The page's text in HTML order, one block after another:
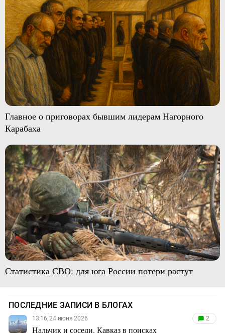
Главное о приговорах бывшим лидерам Нагорного
Карабаха
Статистика СВО: для юга России потери растут
ПОСЛЕДНИЕ ЗАПИСИ В БЛОГАХ
13:16, 24 июня 2026
Нальчик и соседи. Кавказ в поисках
2